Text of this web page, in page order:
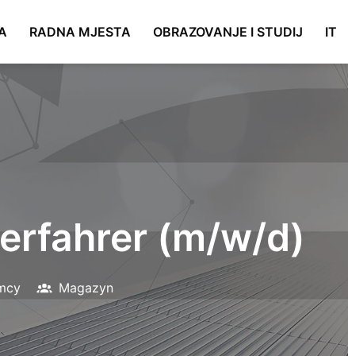
RADNA MJESTA OBRAZOVANJE I STUDIJ IT
(m/w/d)
Magazyn